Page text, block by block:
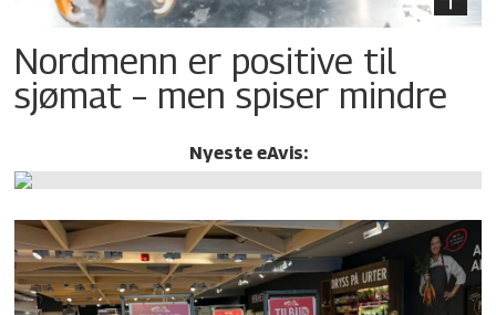
Nordmenn er positive til
sjømat – men spiser mindre
Nyeste eAvis: